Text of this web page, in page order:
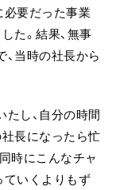
必要だった事業
た。結果、無事
当時の社長から
し、自分の時間
長になったら忙
時にこんなチャ
ていくよりもず